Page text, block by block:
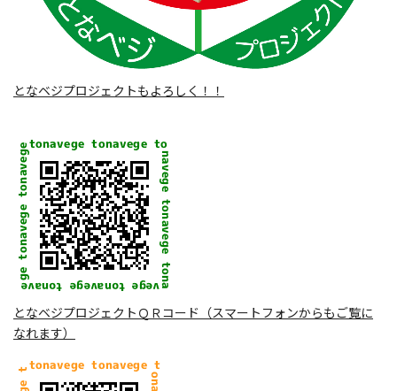
となベジプロジェクトもよろしく！！
となベジプロジェクトＱＲコード（スマートフォンからもご覧に
なれます）